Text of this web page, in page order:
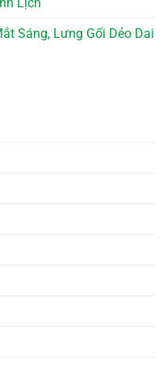
Lịch
Sáng, Lưng Gối Dẻo Dai